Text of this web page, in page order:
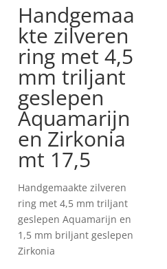
Handgemaa
kte zilveren
ring met 4,5
mm triljant
geslepen
Aquamarijn
en Zirkonia
mt 17,5
Handgemaakte zilveren
ring met 4,5 mm triljant
geslepen Aquamarijn en
1,5 mm briljant geslepen
Zirkonia